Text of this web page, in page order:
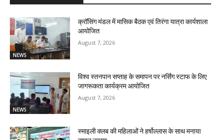
NEWS
क्रॉसिंग मंडल में मासिक बैठक एवं तिरंगा यात्रा कार्यशाला
आयोजित
August 7, 2026
NEWS
विश्व स्तनपान सप्ताह के समापन पर नर्सिंग स्टाफ के लिए
जागरूकता कार्यक्रम आयोजित
August 7, 2026
स्माइली क्लब की महिलाओं ने हर्षोल्लास के साथ मनाया